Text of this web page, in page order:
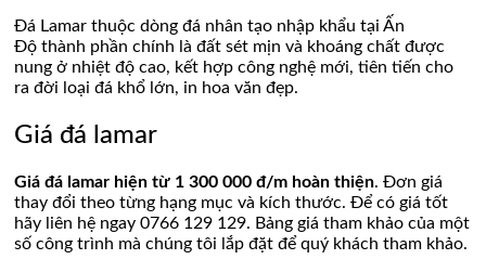
Đá Lamar thuộc dòng đá nhân tạo nhập khẩu tại Ấn
Độ thành phần chính là đất sét mịn và khoáng chất được
nung ở nhiệt độ cao, kết hợp công nghệ mới, tiên tiến cho
ra đời loại đá khổ lớn, in hoa văn đẹp.
Giá đá lamar
Giá đá lamar hiện từ 1 300 000 đ/m hoàn thiện. Đơn giá
thay đổi theo từng hạng mục và kích thước. Để có giá tốt
hãy liên hệ ngay 0766 129 129. Bảng giá tham khảo của một
số công trình mà chúng tôi lắp đặt để quý khách tham khảo.